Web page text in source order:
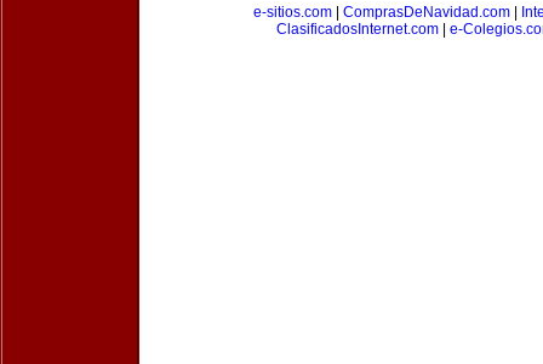
e-sitios.com| ComprasDeNavidad.com|
ClasificadosInternet.com| e-